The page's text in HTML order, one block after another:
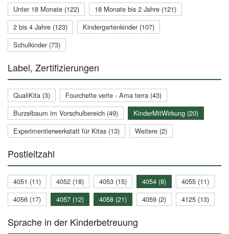
Unter 18 Monate (122)
18 Monate bis 2 Jahre (121)
2 bis 4 Jahre (123)
Kindergartenkinder (107)
Schulkinder (73)
Label, Zertifizierungen
QualiKita (3)
Fourchette verte - Ama terra (43)
Burzelbaum im Vorschulbereich (49)
KinderMitWirkung (20)
Experimentierwerkstatt für Kitas (13)
Weitere (2)
Postleitzahl
4051 (11) 4052 (18) 4053 (15) 4054 (8)
4055 (11)
4056 (17)
4057 (12) 4058 (21) 4059 (2) 4125 (13)
Sprache in der Kinderbetreuung